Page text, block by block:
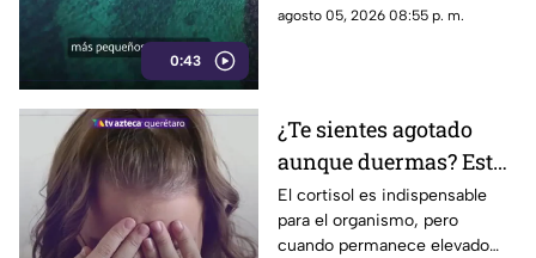
0:43
utilizada por sus propios
agosto 05, 2026 08:55 p. m.
¿Te sientes agotado
aunque duermas? Estos
hábitos pueden ayudar
a regular el cortisol
El cortisol es indispensable
para el organismo, pero
cuando permanece elevado